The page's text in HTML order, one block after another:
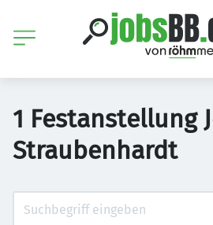
1 Festanstellung
Straubenhardt